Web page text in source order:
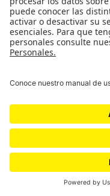
© Facultad de Artes y